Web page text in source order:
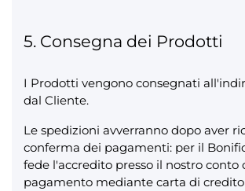
5. Consegna dei Prodotti
I Prodotti vengono consegnati
dal Cliente.
Le spedizioni avverranno dopo aver
conferma dei pagamenti: per il
fede l'accredito presso il nostro conto
pagamento mediante carta di